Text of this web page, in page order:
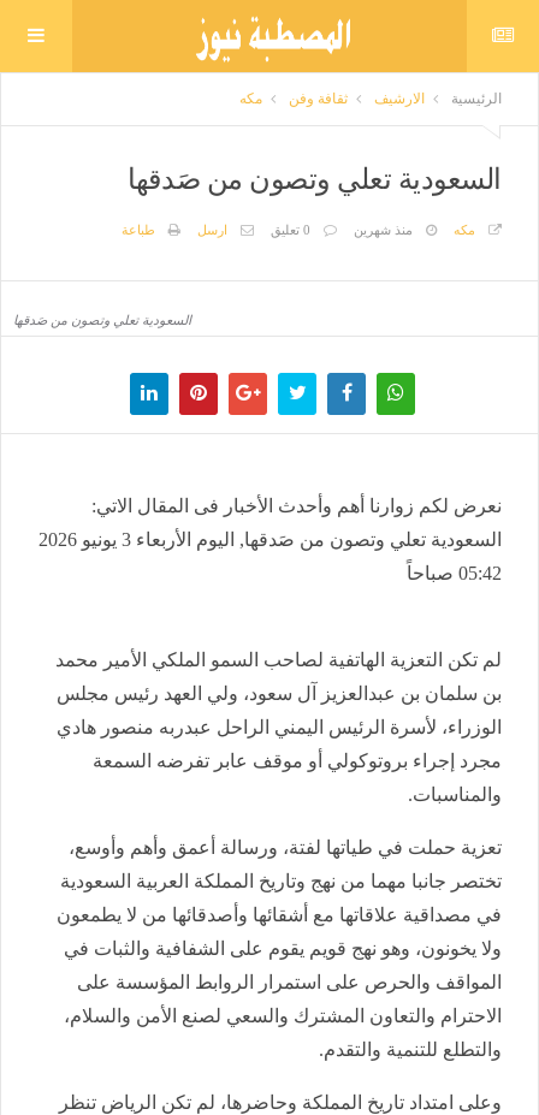
الرئيسية الارشيف ثقافة وفن مكه
السعودية تعلي وتصون من صَدقها
مكه منذ شهرين 0 تعليق ارسل طباعة
السعودية تعلي وتصون من صَدقها
نعرض لكم زوارنا أهم وأحدث الأخبار فى المقال الاتي:
السعودية تعلي وتصون من صَدقها, اليوم الأربعاء 3 يونيو 2026
05:42 صباحاً
لم تكن التعزية الهاتفية لصاحب السمو الملكي الأمير محمد
بن سلمان بن عبدالعزيز آل سعود، ولي العهد رئيس مجلس
الوزراء، لأسرة الرئيس اليمني الراحل عبدربه منصور هادي
مجرد إجراء بروتوكولي أو موقف عابر تفرضه السمعة
والمناسبات.
تعزية حملت في طياتها لفتة، ورسالة أعمق وأهم وأوسع،
تختصر جانبا مهما من نهج وتاريخ المملكة العربية السعودية
في مصداقية علاقاتها مع أشقائها وأصدقائها من لا يطمعون
ولا يخونون، وهو نهج قويم يقوم على الشفافية والثبات في
المواقف والحرص على استمرار الروابط المؤسسة على
الاحترام والتعاون المشترك والسعي لصنع الأمن والسلام،
والتطلع للتنمية والتقدم.
وعلى امتداد تاريخ المملكة وحاضرها، لم تكن الرياض تنظر